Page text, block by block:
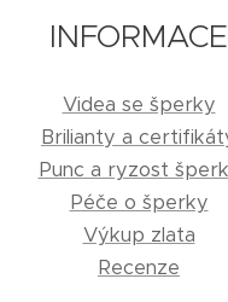
INFORMACE
Videa se šperky
Brilianty a
Punc a ryzost
Péče o šperky
Výkup zlata
Recenze